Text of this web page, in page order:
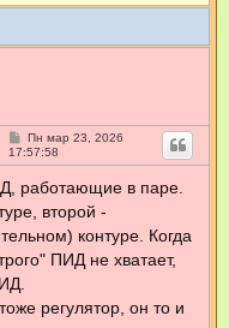
С
о
о
щ
е
и
Пн мар 23, 2026
17:57:58
работающие в паре.
второй -
контуре. Когда
ПИД не хватает,
регулятор, он то и